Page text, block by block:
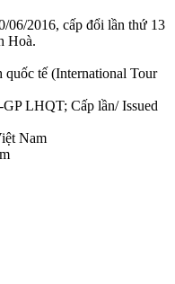
06/2016, cấp đổi lần thứ 13
Hoà.
tế (International Tour
LHQT; Cấp lần/ Issued
Nam